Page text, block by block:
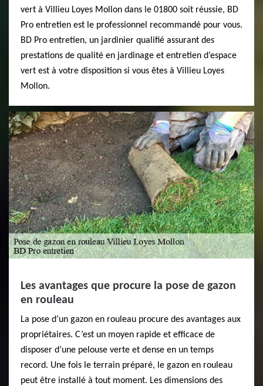
vert à Villieu Loyes Mollon dans le 01800 soit réussie, BD
Pro entretien est le professionnel recommandé pour vous.
BD Pro entretien, un jardinier qualifié assurant des
prestations de qualité en jardinage et entretien d’espace
vert est à votre disposition si vous êtes à Villieu Loyes
Mollon.
Les avantages que procure la pose de gazon
en rouleau
La pose d’un gazon en rouleau procure des avantages aux
propriétaires. C’est un moyen rapide et efficace de
disposer d’une pelouse verte et dense en un temps
record. Une fois le terrain préparé, le gazon en rouleau
peut être installé à tout moment. Les dimensions des